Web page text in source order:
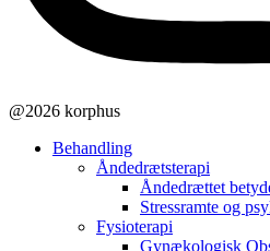
@2026 korphus
Behandling
Åndedrætsterapi
Åndedrættet
Stressramte og
Fysioterapi
Gynækologisk